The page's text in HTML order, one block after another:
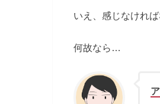
いえ、感じなければ
何故なら…